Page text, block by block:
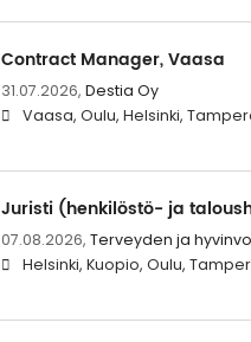
Contract Manager, Vaasa
31.07.2026, Destia Oy
Vaasa, Oulu, Helsinki,
Juristi (henkilöstö- ja
07.08.2026, Terveyden ja
Helsinki, Kuopio, Oulu,